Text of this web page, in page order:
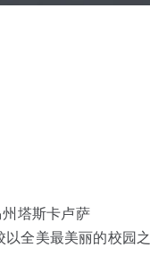
塔斯卡卢萨
全美最美丽的校园